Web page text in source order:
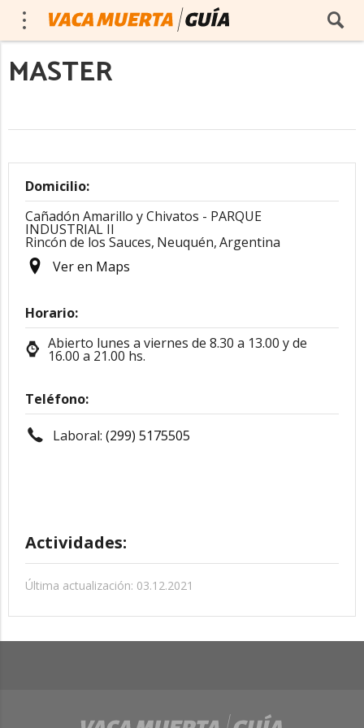
MASTER
Domicilio:
Cañadón Amarillo y Chivatos - PARQUE
INDUSTRIAL II
Rincón de los Sauces, Neuquén,Argentina
Ver en Maps
Horario:
Abierto lunes a viernes de 8.30 a 13.00 y de
16.00 a 21.00 hs.
Teléfono:
Laboral: (299) 5175505
Actividades:
Última actualización: 03.12.2021